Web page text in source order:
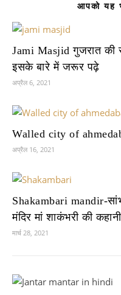
आपको यह
Jami Masjid गुजरात की
इसके बारे में जरूर पढ़े
अप्रैल 6, 2021
Walled city of
अप्रैल 16, 2021
Shakambari mandir-
मंदिर मां शाकंभरी की कहानी
मार्च 28, 2021